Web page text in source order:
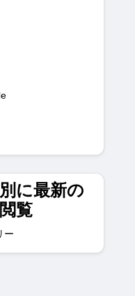
に最新の
覧
ー